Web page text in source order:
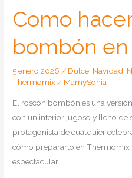
Como
bombón
5 enero 2026 / Dulce Navidad
Thermomix / MamySonia
El roscón bombón es una
con un interior jugoso y lleno de
protagonista de cualquier
cómo prepararlo en Thermomix
espectacular.